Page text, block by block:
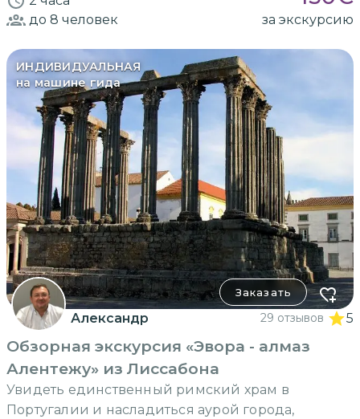
до 8 человек за экскурсию
ИНДИВИДУАЛЬНАЯ
на машине гида
Заказать
Александр 29 отзывов 5
Обзорная экскурсия «Эвора - алмаз
Алентежу» из Лиссабона
Увидеть единственный римский храм в
Португалии и насладиться аурой города,